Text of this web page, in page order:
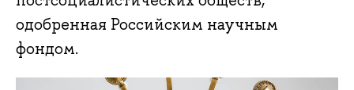
одобренная Российским научным
фондом.